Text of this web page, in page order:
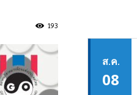
193
ส.ค.
08